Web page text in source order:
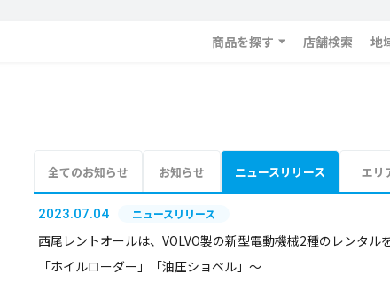
商品を探す 店舗検索 地
全てのお知らせ お知らせ ニュースリリース エリ
2023.07.04 ニュースリリース
西尾レントオールは、VOLVO製の新型電動機械2種のレンタ
「ホイルローダー」「油圧ショベル」～